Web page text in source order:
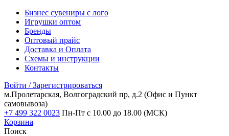
Бизнес сувениры с лого
Игрушки оптом
Бренды
Оптовый прайс
Доставка и Оплата
Схемы и инструкции
Контакты
Войти / Зарегистрироваться
м.Пролетарская, Волгоградский пр, д.2 (Офис и Пункт
самовывоза)
+7 499 322 0023 Пн-Пт с 10.00 до 18.00 (МСК)
Корзина
Поиск